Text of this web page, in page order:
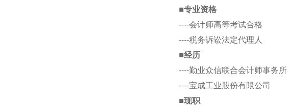
■专业资格
----会计师高等考试合格
----税务诉讼法定代理人
■经历
----勤业众信联合会计师事务所
----宝成工业股份有限公司
■现职